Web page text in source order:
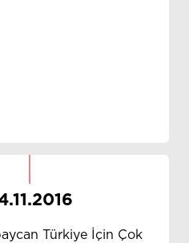
Türkiye İçin Çok